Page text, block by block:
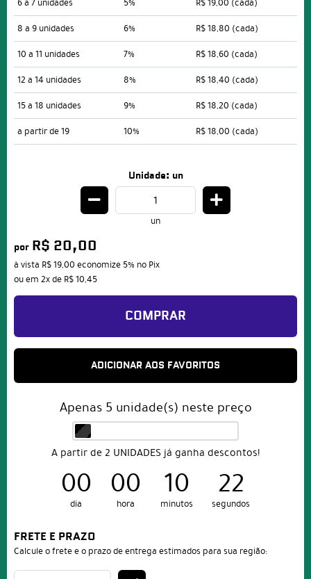
6 a 7 unidades
5% R$ 19,00 (cada)
8 a 9 unidades
6% R$ 18,80 (cada)
10 a 11 unidades
7% R$ 18,60 (cada)
12 a 14 unidades
8% R$ 18,40 (cada)
15 a 18 unidades
9% R$ 18,20 (cada)
a partir de 19
10% R$ 18,00 (cada)
Unidade: un
un
por R$ 20,00
à vista R$ 19,00 economize 5% no Pix
ou em 2xde R$ 10,45
COMPRAR
ADICIONAR AOS FAVORITOS
Apenas 5 unidade(s) neste preço
A partir de 2 UNIDADES já ganha descontos!
00
dia
00
hora
10
minutos
21
segundos
FRETE E PRAZO
Calcule o frete e o prazo de entrega estimados para sua região: